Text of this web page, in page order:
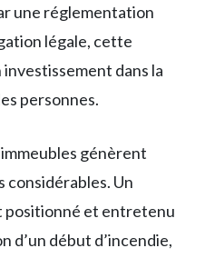
une réglementation
légale, cette
dans la
personnes.
génèrent
considérables. Un
et entretenu
d’un début d’incendie,